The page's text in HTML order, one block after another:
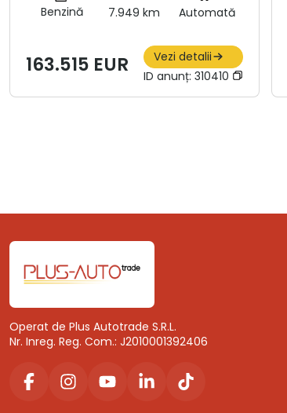
Benzină 7.949 km Automată
163.515 EUR
Vezi detalii
ID anunț: 310410
Operat de Plus Autotrade S.R.L.
Nr. Inreg. Reg. Com.: J2010001392406